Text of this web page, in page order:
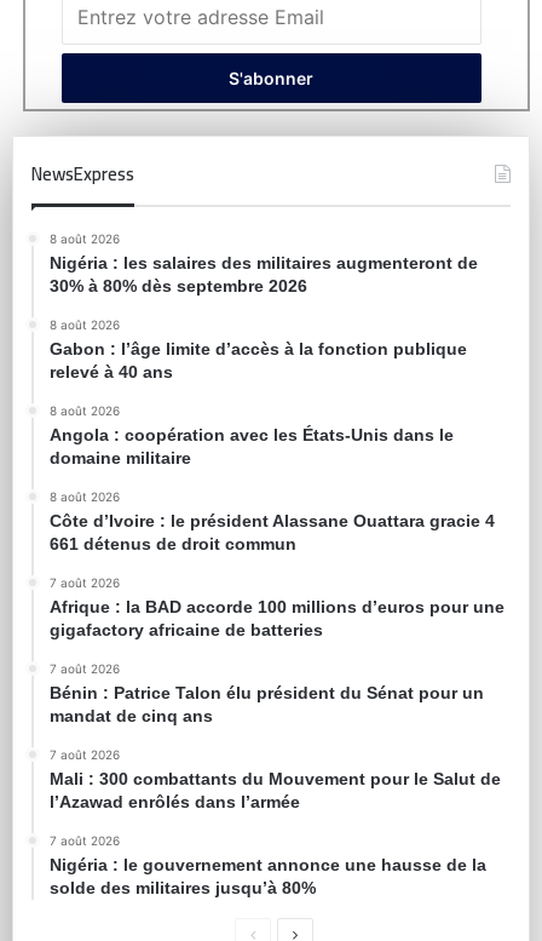
NewsExpress
8 août 2026
Nigéria : les salaires des militaires augmenteront de
30% à 80% dès septembre 2026
8 août 2026
Gabon : l’âge limite d’accès à la fonction publique
relevé à 40 ans
8 août 2026
Angola : coopération avec les États-Unis dans le
domaine militaire
8 août 2026
Côte d’Ivoire : le président Alassane Ouattara gracie 4
661 détenus de droit commun
7 août 2026
Afrique : la BAD accorde 100 millions d’euros pour une
gigafactory africaine de batteries
7 août 2026
Bénin : Patrice Talon élu président du Sénat pour un
mandat de cinq ans
7 août 2026
Mali : 300 combattants du Mouvement pour le Salut de
l’Azawad enrôlés dans l’armée
7 août 2026
Nigéria : le gouvernement annonce une hausse de la
solde des militaires jusqu’à 80%